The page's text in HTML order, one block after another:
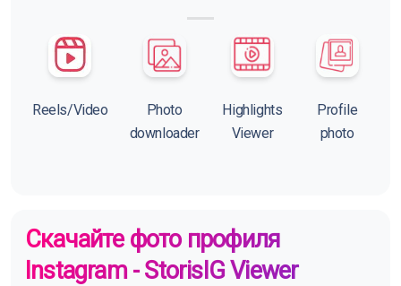
Reels/Video
Photo
downloader
Highlights
Viewer
Profile
photo
Скачайте фото профиля
Instagram - StorisIG Viewer